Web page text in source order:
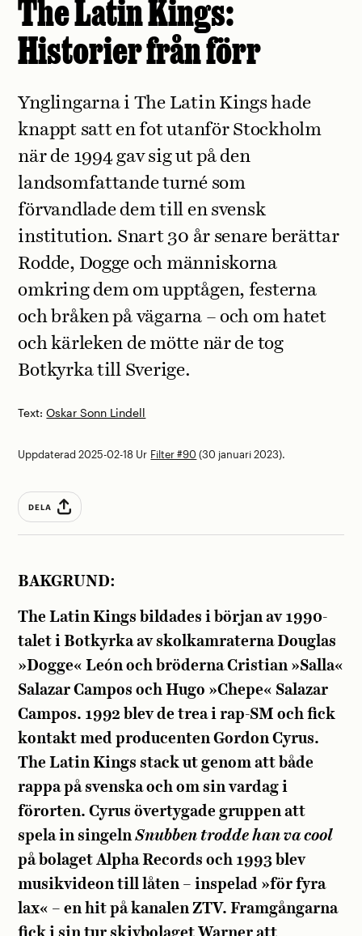
The Latin Kings:
Historier från förr
Text:Oskar Sonn Lindell
Ynglingarna i The Latin Kings hade
knappt satt en fot utanför Stockholm
när de 1994 gav sig ut på den
landsomfattande turné som
förvandlade dem till en svensk
institution. Snart 30 år senare berättar
Rodde, Dogge och människorna
omkring dem om upptågen, festerna
och bråken på vägarna – och om hatet
och kärleken de mötte när de tog
Botkyrka till Sverige.
Uppdaterad 2025-02-18 Ur Filter #90 (30 januari 2023).
DELA
BAKGRUND:
The Latin Kings bildades i början av 1990-
talet i Botkyrka av skolkamraterna Douglas
»Dogge« León och bröderna Cristian »Salla«
Salazar Campos och Hugo »Chepe« Salazar
Campos. 1992 blev de trea i rap-SM och fick
kontakt med producenten Gordon Cyrus.
The Latin Kings stack ut genom att både
rappa på svenska och om sin vardag i
förorten. Cyrus övertygade gruppen att
spela in singelnSnubben trodde han va cool
på bolaget Alpha Records och 1993 blev
musikvideon till låten – inspelad »för fyra
lax« – en hit på kanalen ZTV. Framgångarna